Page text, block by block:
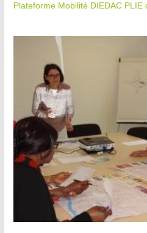
Plateforme Mobilité DIEDAC PLIE